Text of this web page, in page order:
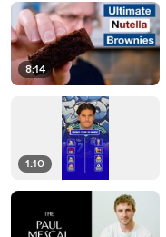
8:14
1:10